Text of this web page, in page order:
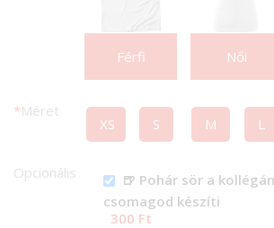
Férfi Női
*Méret
XS S M L
Opcionális
🍺 Pohár sör a
csomagod készíti
300 Ft